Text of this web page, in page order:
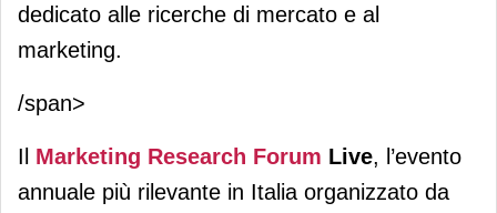
dedicato alle ricerche di mercato e al
marketing.
/span>
Il Marketing Research Forum Live, l’evento
annuale più rilevante in Italia organizzato da